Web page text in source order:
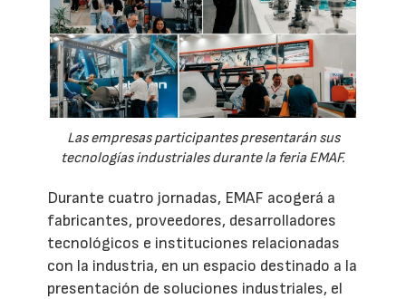
Las empresas participantes presentarán sus
tecnologías industriales durante la feria EMAF.
Durante cuatro jornadas, EMAF acogerá a
fabricantes, proveedores, desarrolladores
tecnológicos e instituciones relacionadas
con la industria, en un espacio destinado a la
presentación de soluciones industriales, el